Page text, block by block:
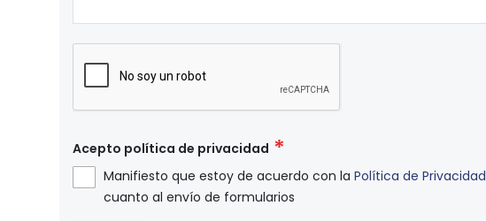
Acepto política de privacidad
Manifiesto que estoy de acuerdo con laPolítica de Privacidad
cuanto al envío de formularios